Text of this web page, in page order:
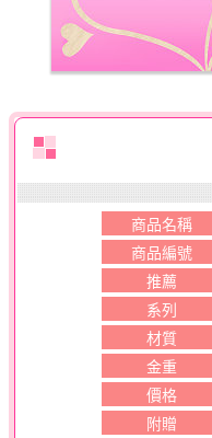
商品名稱
商品編號
推薦
系列
材質
金重
價格
附贈